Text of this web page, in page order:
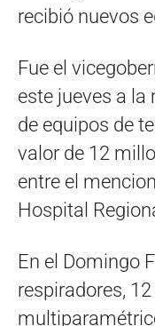
recibió nuevos
Fue el
este jueves a la
de equipos de
valor de 12
entre el
Hospital
En el Domingo
respiradores,